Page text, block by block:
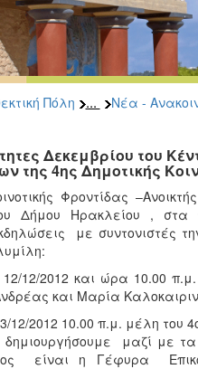
Πόλη ... Νέα -
Δεκεμβρίου του
της 4ης Δημοτικής
Φροντίδας
Δήμου Ηρακλείου , στα
με συντονιστές
12/2012 και ώρα 10.00
και Μαρία
12/2012 10.00 π.μ. μέλη του
μαζί με τα
είναι η Γέφυρα